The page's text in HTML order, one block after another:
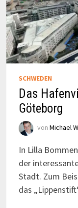
SCHWEDEN
Das
Göteborg
von Michael
In Lilla
der
Stadt. Zum
das